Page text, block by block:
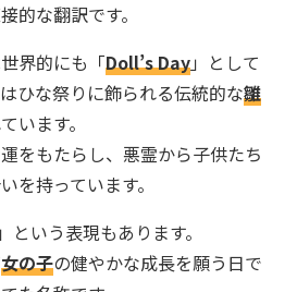
的な翻訳です。
界的にも「Doll’s Day」として
ひな祭りに飾られる伝統的な雛
います。
をもたらし、悪霊から子供たち
を持っています。
」という表現もあります。
女の子の健やかな成長を願う日で